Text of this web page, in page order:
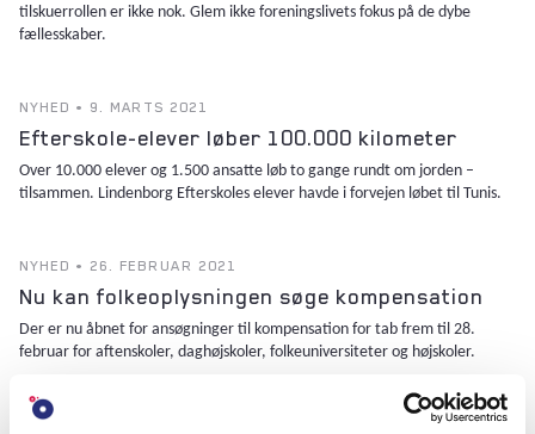
tilskuerrollen er ikke nok. Glem ikke foreningslivets fokus på de dybe
fællesskaber.
NYHED • 9. MARTS 2021
Efterskole-elever løber 100.000 kilometer
Over 10.000 elever og 1.500 ansatte løb to gange rundt om jorden –
tilsammen. Lindenborg Efterskoles elever havde i forvejen løbet til Tunis.
NYHED • 26. FEBRUAR 2021
Nu kan folkeoplysningen søge kompensation
Der er nu åbnet for ansøgninger til kompensation for tab frem til 28.
februar for aftenskoler, daghøjskoler, folkeuniversiteter og højskoler.
NYHED • 24. FEBRUAR 2021